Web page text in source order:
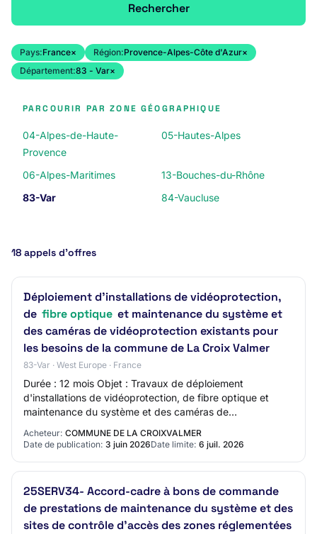
Rechercher
Pays:France× Région:Provence-Alpes-Côte d'Azur×
Département:83 - Var×
PARCOURIR PAR ZONE GÉOGRAPHIQUE
04-Alpes-de-Haute-
Provence
05-Hautes-Alpes
06-Alpes-Maritimes
13-Bouches-du-Rhône
83-Var
84-Vaucluse
18 appels d’offres
Déploiement d'installations de vidéoprotection,
de fibre optique et maintenance du système et
des caméras de vidéoprotection existants pour
les besoins de la commune de La Croix Valmer
83-Var · West Europe · France
Durée : 12 mois Objet : Travaux de déploiement
d'installations de vidéoprotection, de fibre optique et
maintenance du système et des caméras de
commun…
Acheteur: COMMUNE DE LA CROIXVALMER
Date de publication: 3 juin 2026Date limite: 6 juil. 2026
25SERV34- Accord-cadre à bons de commande
de prestations de maintenance du système et des
sites de contrôle d'accès des zones réglementées